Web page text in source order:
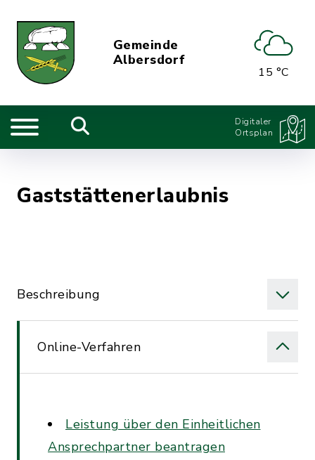
Gemeinde
Albersdorf
15 °C
Digitaler
Ortsplan
Gaststättenerlaubnis
Beschreibung
Online-Verfahren
Leistung über den Einheitlichen
Ansprechpartner beantragen